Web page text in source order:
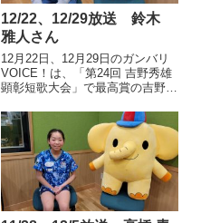
12/22、12/29放送 鈴木
雅人さん
12月22日、12月29日のガンバリ
VOICE！は、「第24回 吉野秀雄
顕彰短歌大会」で最高賞の吉野秀
校6年 鈴木 雅人さんの声です。